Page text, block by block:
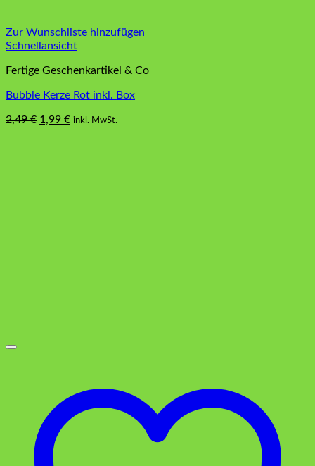
Zur Wunschliste hinzufügen
Schnellansicht
Fertige Geschenkartikel & Co
Bubble Kerze Rot inkl. Box
2,49€ Ursprünglicher
1,99 €Aktueller
inkl. MwSt.